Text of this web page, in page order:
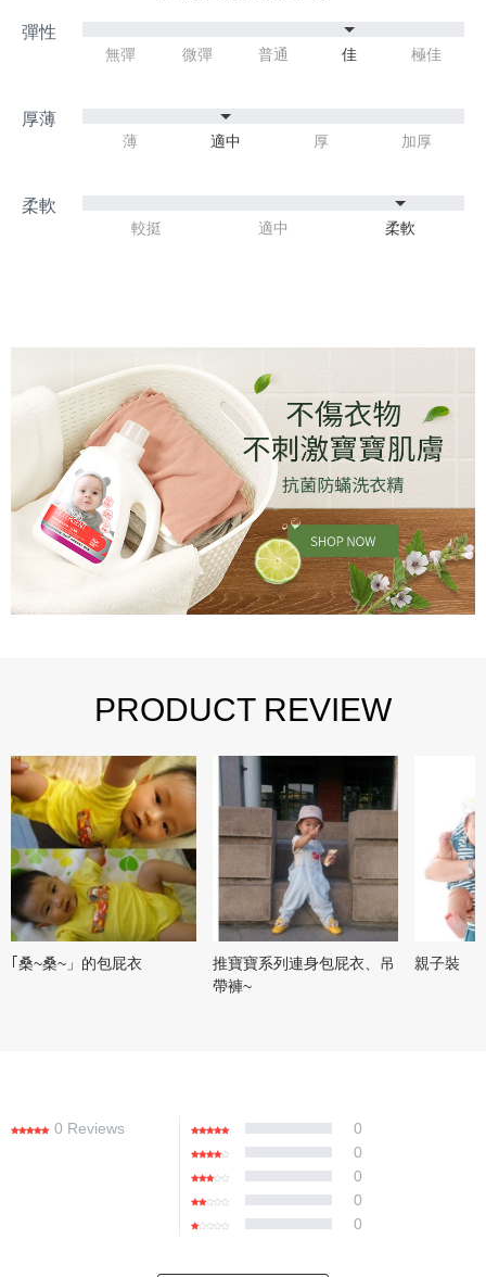
無彈 微彈 普通 佳 極佳
薄 適中 厚 加厚
較挺 適中 柔軟
PRODUCT REVIEW
｢桑~桑~」的包屁衣
推寶寶系列連身包屁衣、吊
帶褲~
親子裝
0 Reviews
0
0
0
0
0